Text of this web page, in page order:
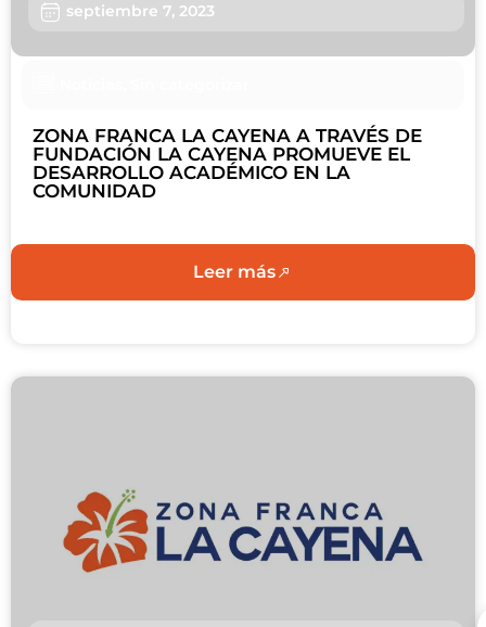
septiembre 7, 2023
ZONA FRANCA LA CAYENA A TRAVÉS DE
FUNDACIÓN LA CAYENA PROMUEVE EL
DESARROLLO ACADÉMICO EN LA
COMUNIDAD
Leer más